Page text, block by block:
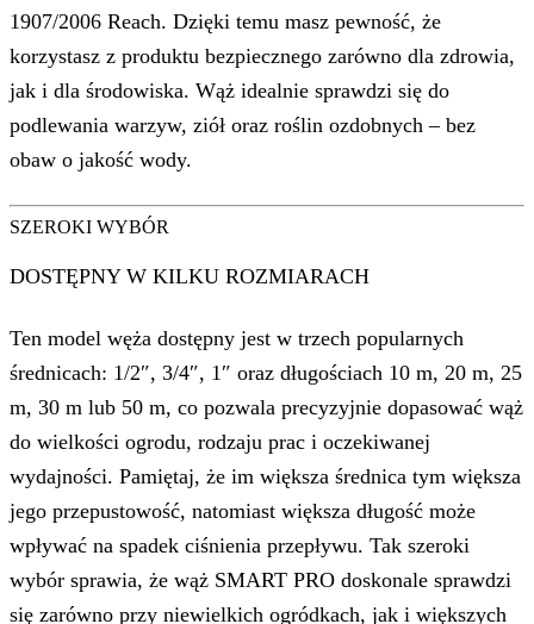
1907/2006 Reach. Dzięki temu masz pewność, że
korzystasz z produktu bezpiecznego zarówno dla zdrowia,
jak i dla środowiska. Wąż idealnie sprawdzi się do
podlewania warzyw, ziół oraz roślin ozdobnych – bez
obaw o jakość wody.
SZEROKI WYBÓR
DOSTĘPNY W KILKU ROZMIARACH
Ten model węża dostępny jest w trzech popularnych
średnicach: 1/2″, 3/4″, 1″ oraz długościach 10 m, 20 m, 25
m, 30 m lub 50 m, co pozwala precyzyjnie dopasować wąż
do wielkości ogrodu, rodzaju prac i oczekiwanej
wydajności. Pamiętaj, że im większa średnica tym większa
jego przepustowość, natomiast większa długość może
wpływać na spadek ciśnienia przepływu. Tak szeroki
wybór sprawia, że wąż SMART PRO doskonale sprawdzi
się zarówno przy niewielkich ogródkach, jak i większych